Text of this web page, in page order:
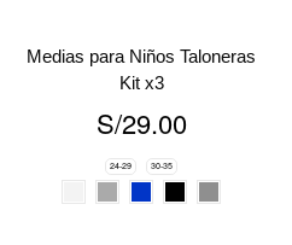
Medias para Niños Taloneras
Kit x3
S/29.00
24-29 30-35